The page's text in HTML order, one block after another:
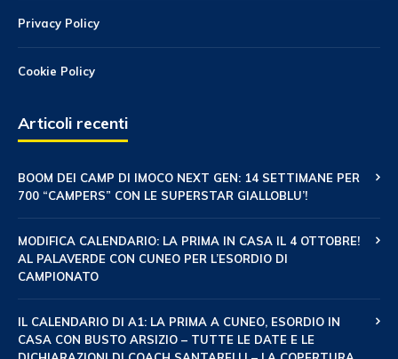
Privacy Policy
Cookie Policy
Articoli recenti
BOOM DEI CAMP DI IMOCO NEXT GEN: 14 SETTIMANE PER
700 “CAMPERS” CON LE SUPERSTAR GIALLOBLU’!
MODIFICA CALENDARIO: LA PRIMA IN CASA IL 4 OTTOBRE!
AL PALAVERDE CON CUNEO PER L’ESORDIO DI
CAMPIONATO
IL CALENDARIO DI A1: LA PRIMA A CUNEO, ESORDIO IN
CASA CON BUSTO ARSIZIO – TUTTE LE DATE E LE